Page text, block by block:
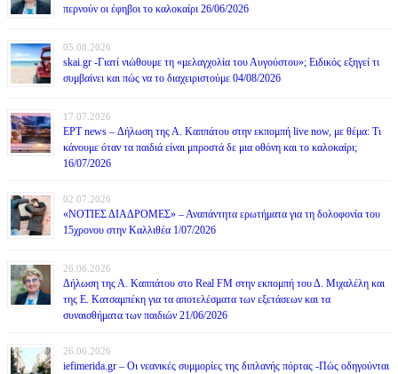
περνούν οι έφηβοι το καλοκαίρι 26/06/2026
05.08.2026
skai.gr -Γιατί νιώθουμε τη «μελαγχολία του Αυγούστου»; Ειδικός εξηγεί τι
συμβαίνει και πώς να το διαχειριστούμε 04/08/2026
17.07.2026
ΕΡΤ news – Δήλωση της Α. Καππάτου στην εκπομπή live now, με θέμα: Τι
κάνουμε όταν τα παιδιά είναι μπροστά δε μια οθόνη και το καλοκαίρι;
16/07/2026
02.07.2026
«ΝΟΤΙΕΣ ΔΙΑΔΡΟΜΕΣ» – Αναπάντητα ερωτήματα για τη δολοφονία του
15χρονου στην Καλλιθέα 1/07/2026
26.06.2026
Δήλωση της Α. Καππάτου στο Real FM στην εκπομπή του Δ. Μιχαλέλη και
της Ε. Κατσαμπέκη για τα αποτελέσματα των εξετάσεων και τα
συναισθήματα των παιδιών 21/06/2026
26.06.2026
iefimerida.gr – Οι νεανικές συμμορίες της διπλανής πόρτας -Πώς οδηγούνται